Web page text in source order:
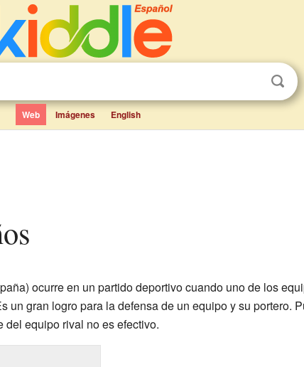
Web Imágenes English
ocurre en un partido deportivo cuando uno de los
un gran logro para la defensa de un equipo y su portero.
del equipo rival no es efectivo.